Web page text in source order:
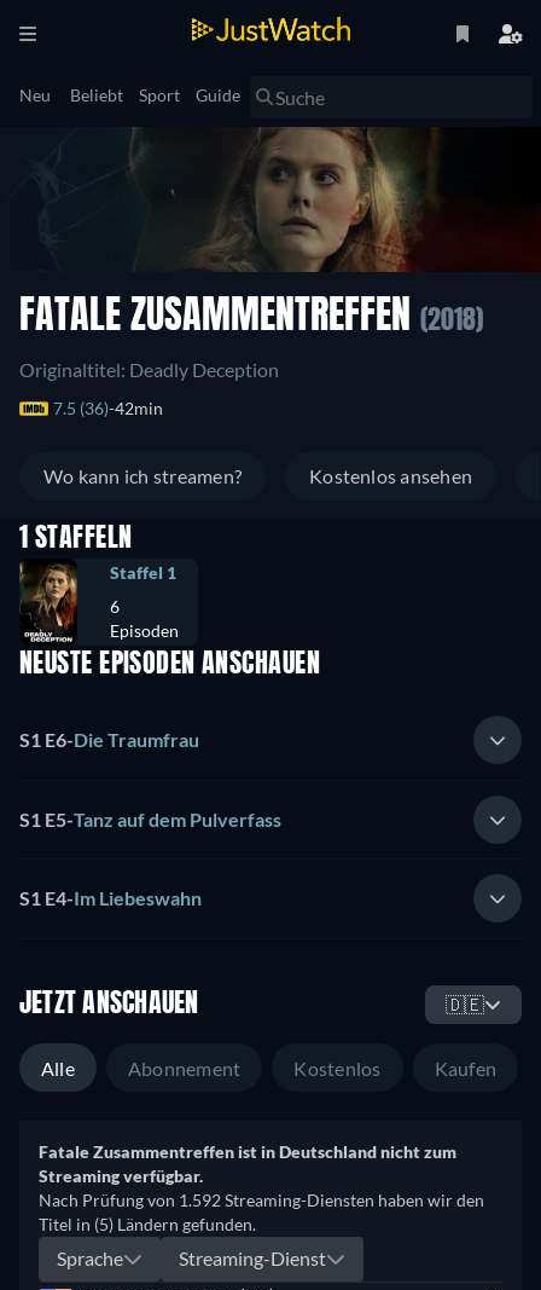
Neu Beliebt Sport Guide
FATALE ZUSAMMENTREFFEN (2018)
Originaltitel: Deadly Deception
7.5 (36) 42min
Wo kann ich streamen? Kostenlos ansehen
1 STAFFELN
Staffel 1
6
Episoden
NEUSTE EPISODEN ANSCHAUEN
S1 E6-Die Traumfrau
S1 E5-Tanz auf dem Pulverfass
S1 E4-Im Liebeswahn
JETZT ANSCHAUEN 🇩🇪
Alle Abonnement Kostenlos Kaufen
Fatale Zusammentreffen ist in Deutschland nicht zum
Streaming verfügbar.
Nach Prüfung von 1.592 Streaming-Diensten haben wir den
Titel in (5) Ländern gefunden.
Sprache
Streaming-Dienst